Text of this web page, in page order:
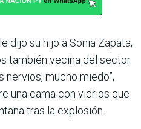
dijo su hijo a Sonia Zapata,
también vecina del sector
nervios, mucho miedo”,
una cama con vidrios que
tras la explosión.